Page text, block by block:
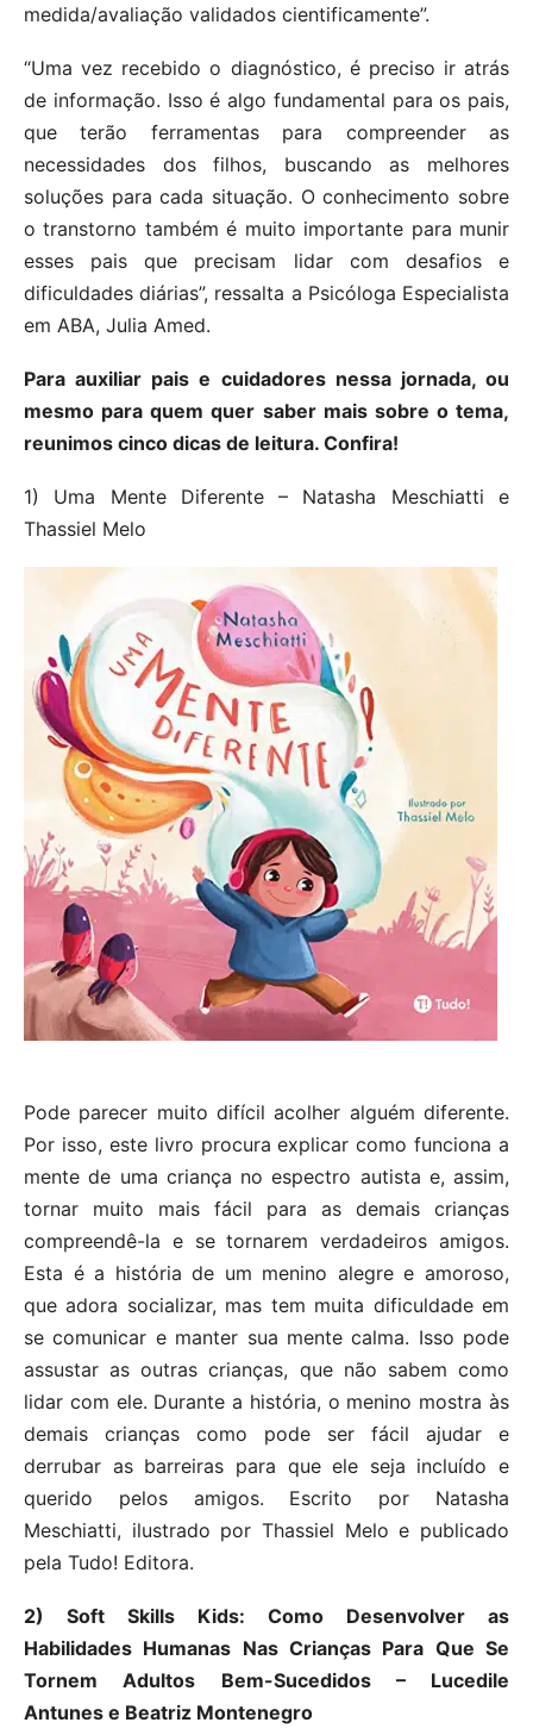
medida/avaliação validados cientificamente”.
“Uma vez recebido o diagnóstico, é preciso ir atrás
de informação. Isso é algo fundamental para os pais,
que terão ferramentas para compreender as
necessidades dos filhos, buscando as melhores
soluções para cada situação. O conhecimento sobre
o transtorno também é muito importante para munir
esses pais que precisam lidar com desafios e
dificuldades diárias”, ressalta a Psicóloga Especialista
em ABA, Julia Amed.
Para auxiliar pais e cuidadores nessa jornada, ou
mesmo para quem quer saber mais sobre o tema,
reunimos cinco dicas de leitura. Confira!
1) Uma Mente Diferente – Natasha Meschiatti e
Thassiel Melo
Pode parecer muito difícil acolher alguém diferente.
Por isso, este livro procura explicar como funciona a
mente de uma criança no espectro autista e, assim,
tornar muito mais fácil para as demais crianças
compreendê-la e se tornarem verdadeiros amigos.
Esta é a história de um menino alegre e amoroso,
que adora socializar, mas tem muita dificuldade em
se comunicar e manter sua mente calma. Isso pode
assustar as outras crianças, que não sabem como
lidar com ele. Durante a história, o menino mostra às
demais crianças como pode ser fácil ajudar e
derrubar as barreiras para que ele seja incluído e
querido pelos amigos. Escrito por Natasha
Meschiatti, ilustrado por Thassiel Melo e publicado
pela Tudo! Editora.
2) Soft Skills Kids: Como Desenvolver as
Habilidades Humanas Nas Crianças Para Que Se
Tornem Adultos Bem-Sucedidos – Lucedile
Antunes e Beatriz Montenegro